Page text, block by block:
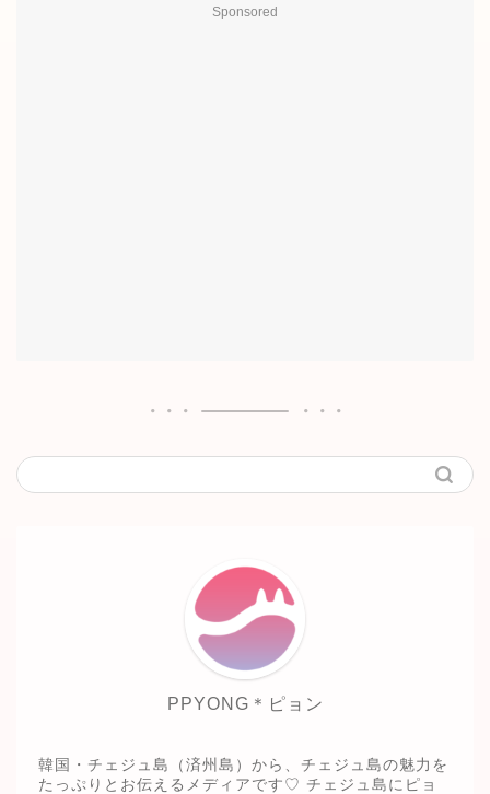
Sponsored
PPYONG＊ピョン
韓国・チェジュ島（済州島）から、チェジュ島の魅力を
たっぷりとお伝えるメディアです♡ チェジュ島にピョ